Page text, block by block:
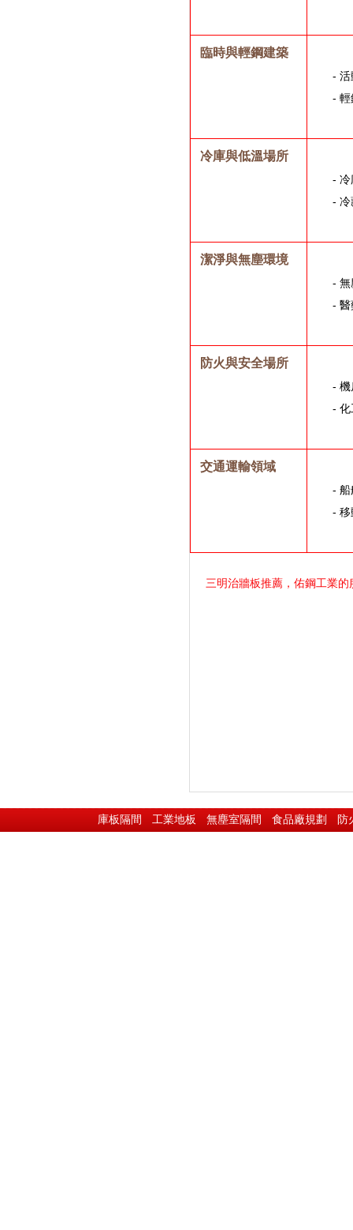
臨時與輕鋼建築
- 活
- 輕
冷庫與低溫場所
- 冷
- 冷
潔淨與無塵環境
- 無
- 醫
防火與安全場所
- 機
- 化
交通運輸領域
- 船
- 移
三明治牆板推薦，佑鋼工業的
庫板隔間 工業地板 無塵室隔間 食品廠規劃 防